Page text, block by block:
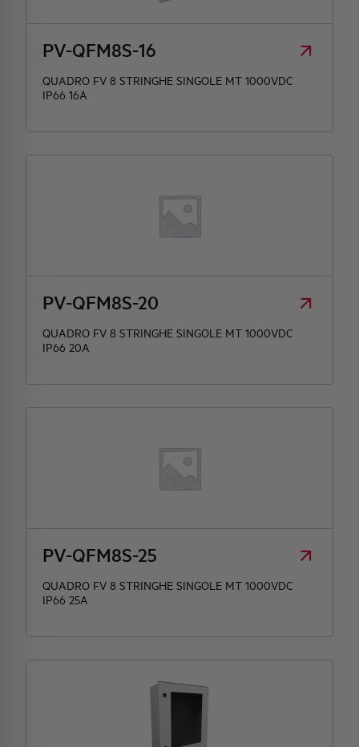
PV-QFM8S-16
QUADRO FV 8 STRINGHE SINGOLE MT 1000VDC
IP66 16A
PV-QFM8S-20
QUADRO FV 8 STRINGHE SINGOLE MT 1000VDC
IP66 20A
PV-QFM8S-25
QUADRO FV 8 STRINGHE SINGOLE MT 1000VDC
IP66 25A